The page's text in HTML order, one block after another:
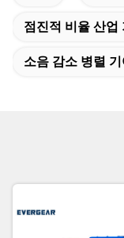
점진적 비율 산업
소음 감소 병렬